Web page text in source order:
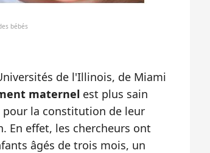
bébés
de l'Illinois, de Miami
maternel est plus sain
la constitution de leur
En effet, les chercheurs ont
âgés de trois mois, un